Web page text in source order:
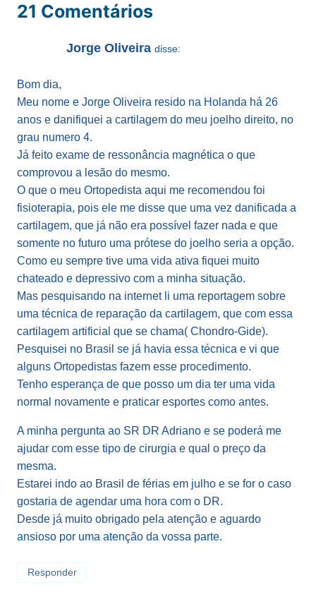
21 Comentários
Jorge Oliveira disse:
Bom dia,
Meu nome e Jorge Oliveira resido na Holanda há 26
anos e danifiquei a cartilagem do meu joelho direito, no
grau numero 4.
Já feito exame de ressonância magnética o que
comprovou a lesão do mesmo.
O que o meu Ortopedista aqui me recomendou foi
fisioterapia, pois ele me disse que uma vez danificada a
cartilagem, que já não era possível fazer nada e que
somente no futuro uma prótese do joelho seria a opção.
Como eu sempre tive uma vida ativa fiquei muito
chateado e depressivo com a minha situação.
Mas pesquisando na internet li uma reportagem sobre
uma técnica de reparação da cartilagem, que com essa
cartilagem artificial que se chama( Chondro-Gide).
Pesquisei no Brasil se já havia essa técnica e vi que
alguns Ortopedistas fazem esse procedimento.
Tenho esperança de que posso um dia ter uma vida
normal novamente e praticar esportes como antes.
A minha pergunta ao SR DR Adriano e se poderá me
ajudar com esse tipo de cirurgia e qual o preço da
mesma.
Estarei indo ao Brasil de férias em julho e se for o caso
gostaria de agendar uma hora com o DR.
Desde já muito obrigado pela atenção e aguardo
ansioso por uma atenção da vossa parte.
Responder